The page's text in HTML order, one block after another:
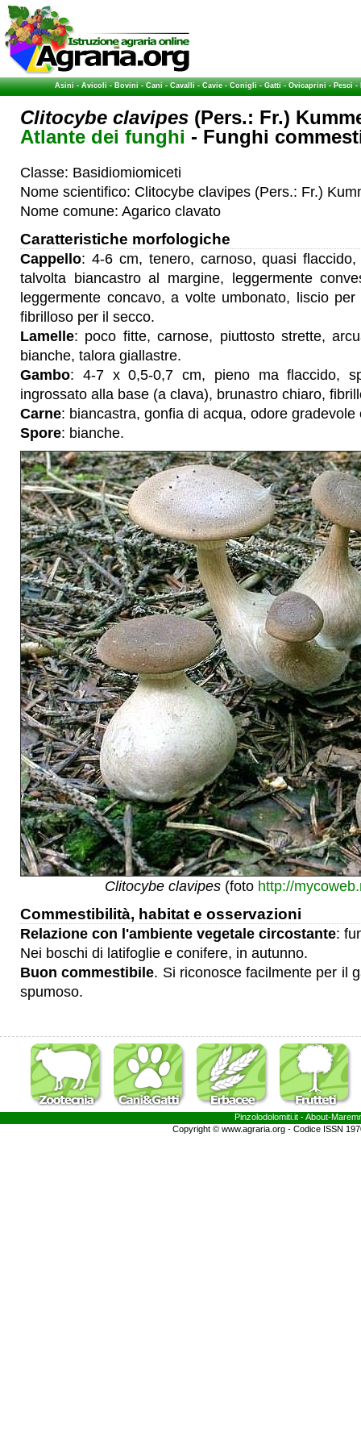
Asini-Avicoli-Bovini-Cani-Cavalli-Cavie-Conigli-Gatti-Ovicaprini-Pesci-
Clitocybe clavipes (Pers.: Fr.)
Atlante dei funghi - Funghi
Classe: Basidiomiomiceti
Nome scientifico: Clitocybe clavipes (Pers.: Fr.)
Nome comune: Agarico clavato
Caratteristiche morfologiche
Cappello: 4-6 cm, tenero, carnoso, quasi flaccido,
talvolta biancastro al margine, leggermente
leggermente concavo, a volte umbonato, liscio
fibrilloso per il secco.
Lamelle: poco fitte, carnose, piuttosto strette,
bianche, talora giallastre.
Gambo: 4-7 x 0,5-0,7 cm, pieno ma flaccido,
ingrossato alla base (a clava), brunastro chiaro,
Carne: biancastra, gonfia di acqua, odore
Spore: bianche.
Clitocybe clavipes(foto http://
Commestibilità, habitat e osservazioni
Relazione con l'ambiente vegetale circostante:
Nei boschi di latifoglie e conifere, in autunno.
Buon commestibile. Si riconosce facilmente per il
spumoso.
Pinzolodolomiti.it - About-
Copyright © www.agraria.org - Codice ISSN